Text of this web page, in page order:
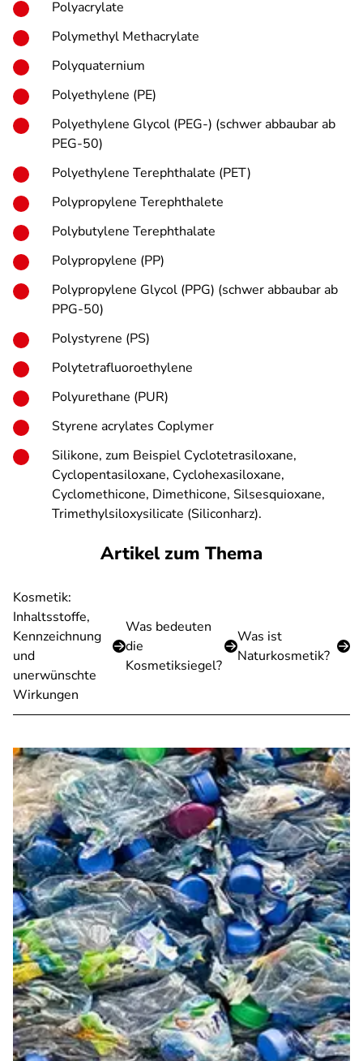
Polyacrylate
Polymethyl Methacrylate
Polyquaternium
Polyethylene (PE)
Polyethylene Glycol (PEG-) (schwer abbaubar ab
PEG-50)
Polyethylene Terephthalate (PET)
Polypropylene Terephthalete
Polybutylene Terephthalate
Polypropylene (PP)
Polypropylene Glycol (PPG) (schwer abbaubar ab
PPG-50)
Polystyrene (PS)
Polytetrafluoroethylene
Polyurethane (PUR)
Styrene acrylates Coplymer
Silikone, zum Beispiel Cyclotetrasiloxane,
Cyclopentasiloxane, Cyclohexasiloxane,
Cyclomethicone, Dimethicone, Silsesquioxane,
Trimethylsiloxysilicate (Siliconharz).
Artikel zum Thema
Kosmetik:
Inhaltsstoffe,
Kennzeichnung
und
unerwünschte
Wirkungen
Was bedeuten
die
Kosmetiksiegel?
Was ist
Naturkosmetik?